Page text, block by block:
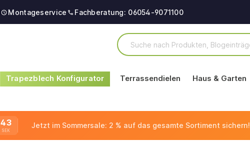
Montageservice Fachberatung: 06054-9071100
Trapezblech Konfigurator Terrassendielen Haus & Garten
42 Jetzt im Sommersale: 2 % auf das gesamte Sortiment sichern!